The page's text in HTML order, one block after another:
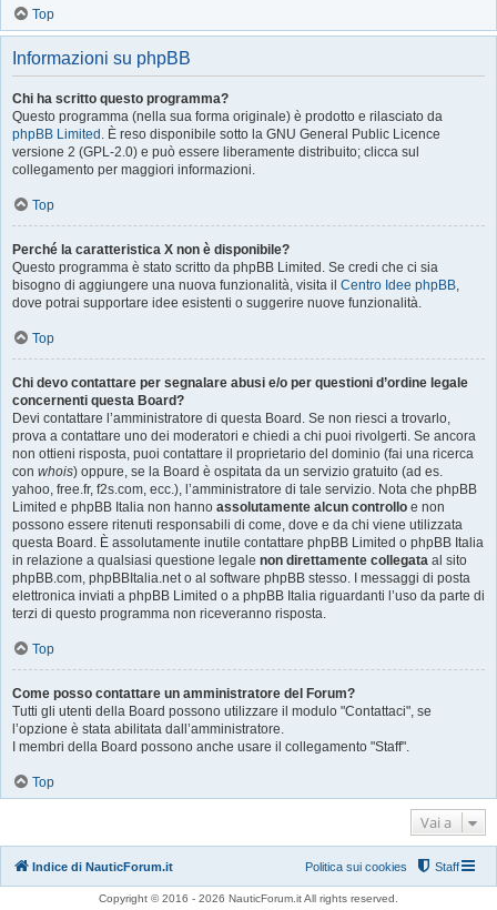
Top
Informazioni su phpBB
Chi ha scritto questo programma?
Questo programma (nella sua forma originale) è prodotto e rilasciato da
phpBB Limited . È reso disponibile sotto la GNU General Public Licence
versione 2 (GPL-2.0) e può essere liberamente distribuito; clicca sul
collegamento per maggiori informazioni.
Top
Perché la caratteristica X non è disponibile?
Questo programma è stato scritto da phpBB Limited. Se credi che ci sia
bisogno di aggiungere una nuova funzionalità, visita il Centro Idee phpBB,
dove potrai supportare idee esistenti o suggerire nuove funzionalità.
Top
Chi devo contattare per segnalare abusi e/o per questioni d’ordine legale
concernenti questa Board?
Devi contattare l’amministratore di questa Board. Se non riesci a trovarlo,
prova a contattare uno dei moderatori e chiedi a chi puoi rivolgerti. Se ancora
non ottieni risposta, puoi contattare il proprietario del dominio (fai una ricerca
con whois) oppure, se la Board è ospitata da un servizio gratuito (ad es.
yahoo, free.fr, f2s.com, ecc.), l’amministratore di tale servizio. Nota che phpBB
Limited e phpBB Italia non hanno assolutamente alcun controllo e non
possono essere ritenuti responsabili di come, dove e da chi viene utilizzata
questa Board. È assolutamente inutile contattare phpBB Limited o phpBB Italia
in relazione a qualsiasi questione legale non direttamente collegata al sito
phpBB.com, phpBBItalia.net o al software phpBB stesso. I messaggi di posta
elettronica inviati a phpBB Limited o a phpBB Italia riguardanti l’uso da parte di
terzi di questo programma non riceveranno risposta.
Top
Come posso contattare un amministratore del Forum?
Tutti gli utenti della Board possono utilizzare il modulo "Contattaci", se
l’opzione è stata abilitata dall’amministratore.
I membri della Board possono anche usare il collegamento "Staff".
Top
Vai a
Indice di NauticForum.it Staff
Politica sui cookies
Copyright © 2016 - 2026 NauticForum.it All rights reserved.